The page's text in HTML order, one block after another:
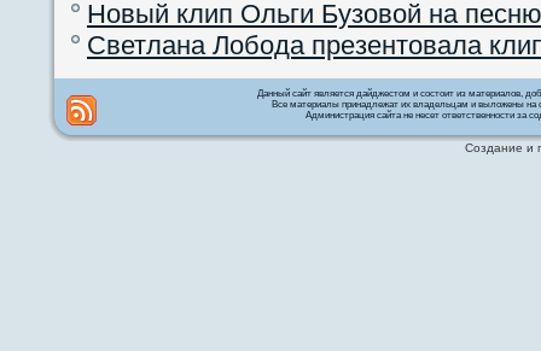
Новый клип Ольги Бузовой на
Светлана Лобода презентовала
Данный сайт является дайджестом и состоит из материалов,
Все материалы принадлежат их владельцам и выложены на
Администрация сайта не несет ответственности за
Создание и